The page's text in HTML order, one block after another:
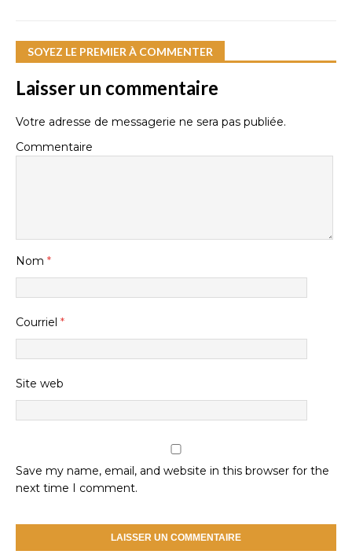
SOYEZ LE PREMIER À COMMENTER
Laisser un commentaire
Votre adresse de messagerie ne sera pas publiée.
Commentaire
Nom *
Courriel *
Site web
Save my name, email, and website in this browser for the
next time I comment.